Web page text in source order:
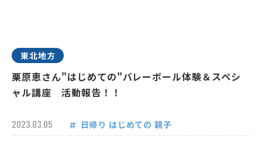
東北地方
栗原恵さん"はじめての"バレーボール体験＆スペシ
ャル講座 活動報告！！
2023.03.05 日帰り はじめての 親子